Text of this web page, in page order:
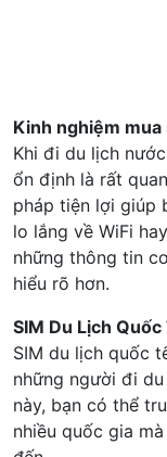
Kinh nghiệm
Khi đi du lịch
ổn định là rất
pháp tiện lợi giúp
lo lắng về WiFi
những thông tin
hiểu rõ hơn.
SIM Du Lịch Quốc
SIM du lịch quốc
những người đi
này, bạn có thể
nhiều quốc gia